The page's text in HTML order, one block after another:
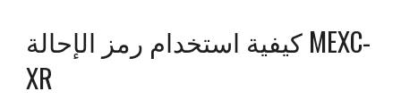
كيفية استخدام رمز الإحالة MEXC-
XR